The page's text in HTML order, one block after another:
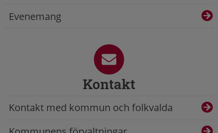
Evenemang
Kontakt
Kontakt med kommun och folkvalda